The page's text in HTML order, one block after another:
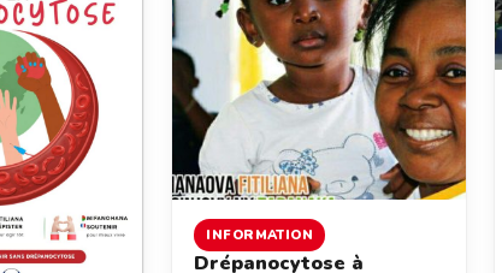
INFORMATION
Drépanocytose à